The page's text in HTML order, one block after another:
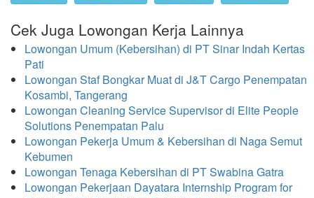
Cek Juga Lowongan Kerja Lainnya
Lowongan Umum (Kebersihan) di PT Sinar Indah Kertas
Pati
Lowongan Staf Bongkar Muat di J&T Cargo Penempatan
Kosambi, Tangerang
Lowongan Cleaning Service Supervisor di Elite People
Solutions Penempatan Palu
Lowongan Pekerja Umum & Kebersihan di Naga Semut
Kebumen
Lowongan Tenaga Kebersihan di PT Swabina Gatra
Lowongan Pekerjaan Dayatara Internship Program for